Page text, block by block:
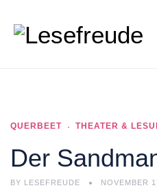
QUERBEET THEATER &
Der
BY LESEFREUDE NOVEMBER